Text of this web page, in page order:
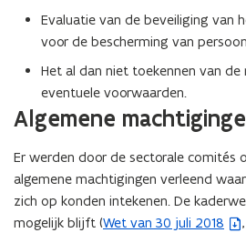
Evaluatie van de beveiliging van
voor de bescherming van
Het al dan niet toekennen van
eventuele voorwaarden.
Algemene
Er werden door de sectorale comités
algemene machtigingen verleend
zich op konden intekenen. De
mogelijk blijft (Wet van 30 juli 2018
(